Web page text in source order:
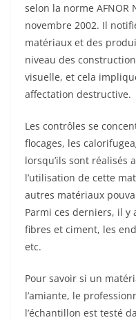
selon la norme AFNOR
novembre 2002. Il
matériaux et des
niveau des
visuelle, et cela
affectation destructive.
Les contrôles se
flocages, les
lorsqu’ils sont réalisés
l’utilisation de cette
autres matériaux
Parmi ces derniers, il y
fibres et ciment, les
etc.
Pour savoir si un
l’amiante, le
l’échantillon est testé